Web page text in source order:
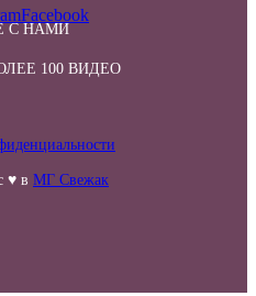
С НАМИ
Facebook
100 ВИДЕО
♥ в МГ Свежак